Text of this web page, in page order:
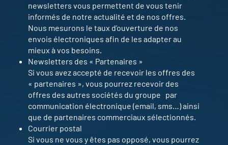
newsletters vous permettent de vous tenir
informés de notre actualité et de nos offres.
Nous mesurons le taux d’ouverture de nos
envois électroniques afin de les adapter au
mieux à vos besoins.
Newsletters des « Partenaires »
Si vous avez accepté de recevoir les offres des
« partenaires », vous pourrez recevoir des
offres des autres sociétés du groupe par
communication électronique (email, sms…) ainsi
que de partenaires commerciaux sélectionnés.
Courrier postal
Si vous ne vous y êtes pas opposé, vous pourrez